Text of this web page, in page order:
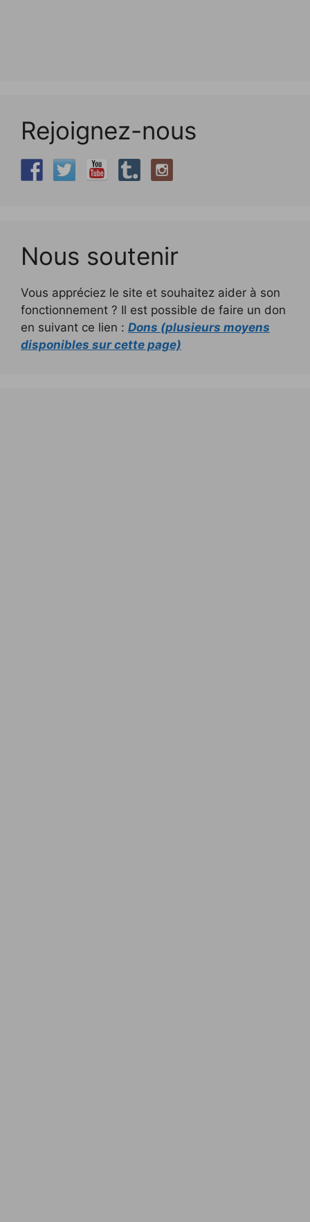
Rejoignez-nous
Nous soutenir
Vous appréciez le site et souhaitez aider à son
fonctionnement ? Il est possible de faire un don
en suivant ce lien : Dons (plusieurs moyens
disponibles sur cette page)